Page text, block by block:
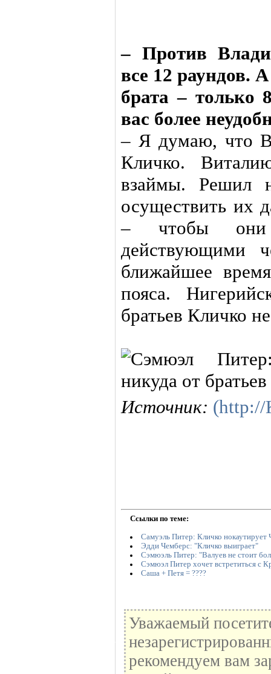
– Против
все 12 раундов.
брата – только
вас более
– Я думаю, что
Кличко.
взаймы. Решил
осуществить их
– чтобы они
действующими
ближайшее
пояса.
братьев Кличко
Источник: (http://
Ссылки по теме:
Самуэль Питер: Кличко нокаутирует
Эдди Чемберс: "Кличко выиграет"
Сэмюэль Питер: "Валуев не стоит
Сэмюэл Питер хочет встретиться с
Саша + Петя = ????
Уважаемый
рекомендуем вам